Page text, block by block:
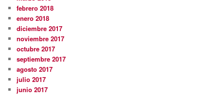
febrero 2018
enero 2018
diciembre 2017
noviembre 2017
octubre 2017
septiembre 2017
agosto 2017
julio 2017
junio 2017